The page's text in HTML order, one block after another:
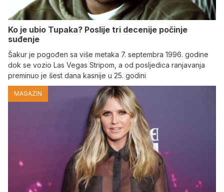
Ko je ubio Tupaka? Poslije tri decenije počinje
suđenje
Šakur je pogođen sa više metaka 7. septembra 1996. godine
dok se vozio Las Vegas Stripom, a od posljedica ranjavanja
preminuo je šest dana kasnije u 25. godini
MAGAZIN